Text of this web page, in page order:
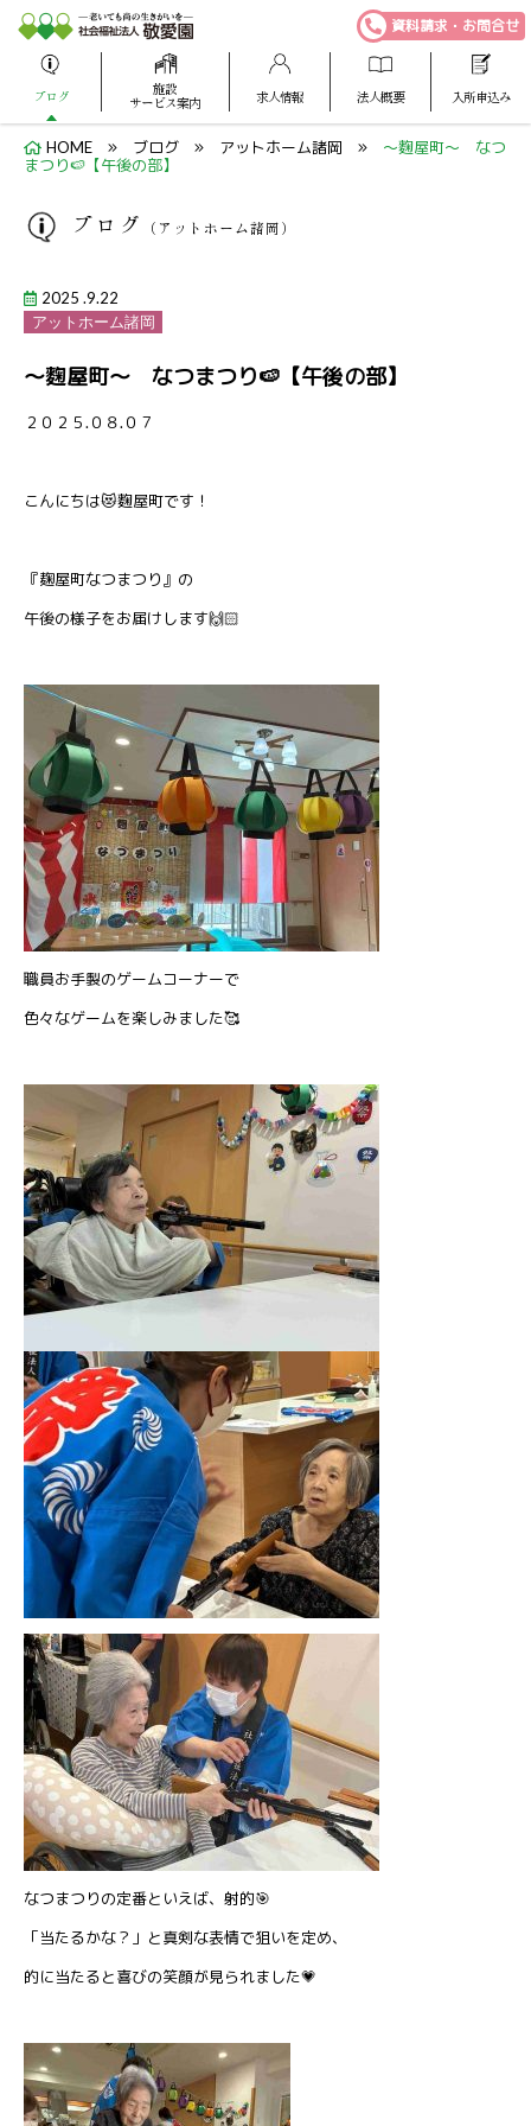
ブログ
施設
サービス案内
求人情報 法人概要 入所申込み
資料請求・お問合せ
HOME ブログ アットホーム諸岡
～麴屋町～ なつ
まつり🍉【午後の部】
ブログ （アットホーム諸岡）
2025 .9.22
アットホーム諸岡
～麴屋町～ なつまつり🍉【午後の部】
２０２５.０８.０７
こんにちは😻麴屋町です！
『麹屋町なつまつり』の
午後の様子をお届けします🙌🏻
職員お手製のゲームコーナーで
色々なゲームを楽しみました🥰
なつまつりの定番といえば、射的🎯
「当たるかな？」と真剣な表情で狙いを定め、
的に当たると喜びの笑顔が見られました💗